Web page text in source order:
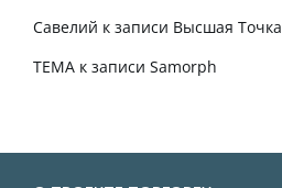
Савелий к записи Высшая Точка
TEMA к записи Samorph